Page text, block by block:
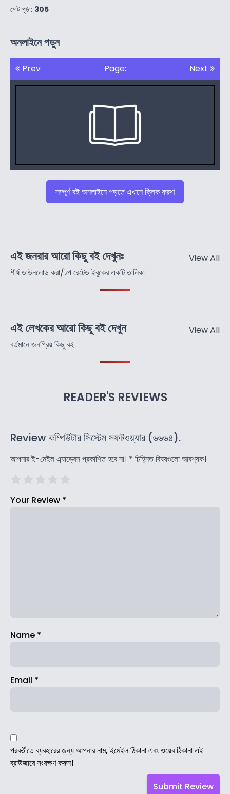
মোট পৃষ্ঠা: 305
অনলাইনে পড়ুন
Prev Page: Next
সম্পুর্ণ বই অনলাইনে পড়তে এখানে ক্লিক করুণ
এই জনরার আরো কিছু বই দেখুনঃ
শীর্ষ ডাউনলোড করা/টপ রেটেড ইবুকের একটি তালিকা
View All
এই লেখকের আরো কিছু বই দেখুন
বর্তমানে জনপ্রিয় কিছু বই
View All
READER'S REVIEWS
Review কম্পিউটার সিস্টেম সফটওয়্যার (৬৬৬৪).
আপনার ই-মেইল এ্যাড্রেস প্রকাশিত হবে না। * চিহ্নিত বিষয়গুলো আবশ্যক।
Your Review *
Name *
Email *
পরবর্তীতে ব্যবহারের জন্য আপনার নাম, ইমেইল ঠিকানা এবং ওয়েব ঠিকানা এই
ব্রাউজারে সংরক্ষণ করুন।